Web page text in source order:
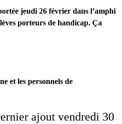
jeudi 26 février dans l’amphi
porteurs de handicap. Ça
et les personnels de
ajout vendredi 30